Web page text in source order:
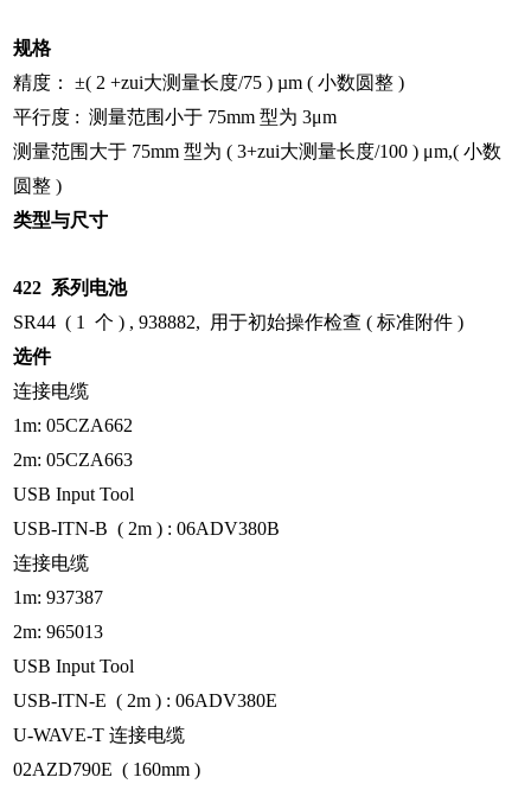
规格
精度： ±( 2 +zui大测量长度/75 ) µm ( 小数圆整 )
平行度 : 测量范围小于 75mm 型为 3μm
测量范围大于 75mm 型为 ( 3+zui大测量长度/100 ) μm,( 小数
圆整 )
类型与尺寸
422 系列电池
SR44 ( 1 个 ) , 938882, 用于初始操作检查 ( 标准附件 )
选件
连接电缆
1m: 05CZA662
2m: 05CZA663
USB Input Tool
USB-ITN-B ( 2m ) : 06ADV380B
连接电缆
1m: 937387
2m: 965013
USB Input Tool
USB-ITN-E ( 2m ) : 06ADV380E
U-WAVE-T 连接电缆
02AZD790E ( 160mm )